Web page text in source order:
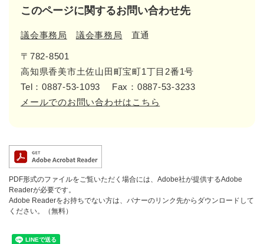
このページに関するお問い合わせ先
議会事務局 議会事務局 直通
〒782-8501
高知県香美市土佐山田町宝町1丁目2番1号
Tel：0887-53-1093
Fax：0887-53-3233
メールでのお問い合わせはこちら
PDF形式のファイルをご覧いただく場合には、Adobe社が提供するAdobe
Readerが必要です。
Adobe Readerをお持ちでない方は、バナーのリンク先からダウンロードして
ください。（無料）